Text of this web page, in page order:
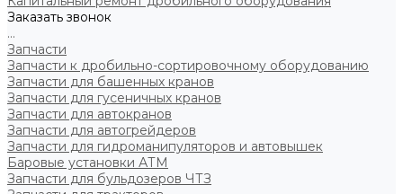
Заказать звонок
...
Запчасти
Запчасти к дробильно-сортировочному оборудованию
Запчасти для башенных кранов
Запчасти для гусеничных кранов
Запчасти для автокранов
Запчасти для автогрейдеров
Запчасти для гидроманипуляторов и автовышек
Баровые установки АТМ
Запчасти для бульдозеров ЧТЗ